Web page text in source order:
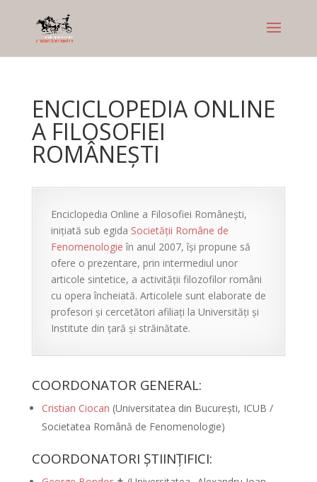
ENCICLOPEDIA ONLINE
A FILOSOFIEI
ROMÂNEȘTI
Enciclopedia Online a Filosofiei Românești,
inițiată sub egida Societății Române de
Fenomenologie în anul 2007, își propune să
ofere o prezentare, prin intermediul unor
articole sintetice, a activității filozofilor români
cu opera încheiată. Articolele sunt elaborate de
profesori și cercetători afiliați la Universități și
Institute din țară și străinătate.
COORDONATOR GENERAL:
Cristian Ciocan (Universitatea din București, ICUB /
Societatea Română de Fenomenologie)
COORDONATORI ȘTIINȚIFICI: